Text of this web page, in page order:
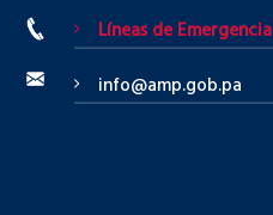
Líneas de Emergencia
info@amp.gob.pa